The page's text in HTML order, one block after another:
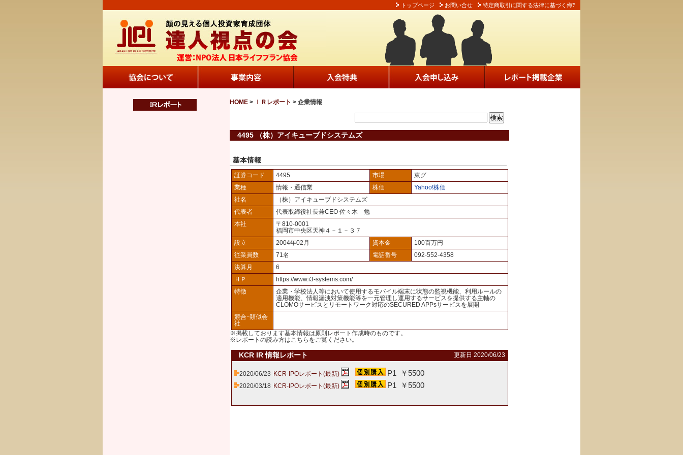
トップページ お問い合せ 特定商取引に関する法律に基づく侮ｦ
HOME > ＩＲレポート > 企業情報
4495 （株）アイキューブドシステムズ
証券コード 4495 市場
東グ
業種
情報・通信業 株価
Yahoo!株価
社名
（株）アイキューブドシステムズ
代表者
代表取締役社長兼CEO 佐々木 勉
本社
〒810-0001
福岡市中央区天神４－１－３７
設立
2004年02月 資本金
100百万円
従業員数
71名 電話番号
092-552-4358
決算月
6
ＨＰ
https://www.i3-systems.com/
特徴
企業・学校法人等において使用するモバイル端末に状態の監視機能、利用ルールの
適用機能、情報漏洩対策機能等を一元管理し運用するサービスを提供する主軸の
CLOMOサービスとリモートワーク対応のSECURED APPsサービスを展開
競合･類似会
社
※掲載しております基本情報は原則レポート作成時のものです。
※レポートの読み方はこちら をご覧ください。
KCR IR 情報レポート 更新日 2020/06/23
2020/06/23 KCR-IPOレポート(最新) P1 ￥5500
2020/03/18 KCR-IPOレポート(最新) P1 ￥5500